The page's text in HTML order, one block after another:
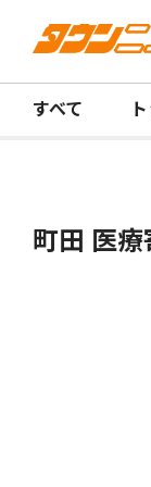
すべて
町田 医